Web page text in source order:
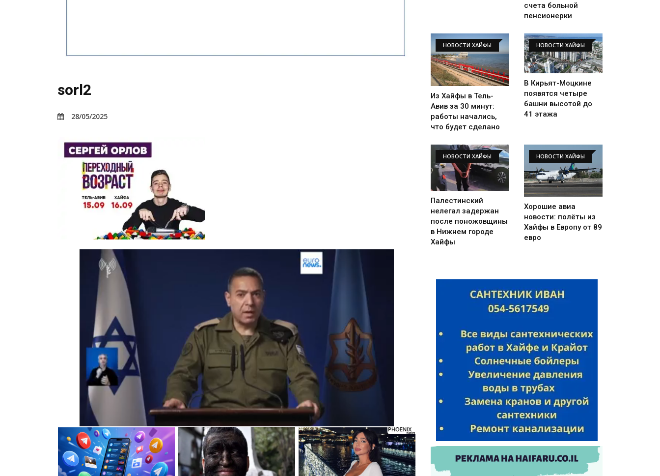
sorl2
28/05/2025
счета больной
пенсионерки
НОВОСТИ ХАЙФЫ
Из Хайфы в Тель-
Авив за 30 минут:
работы начались,
что будет сделано
НОВОСТИ ХАЙФЫ
В Кирьят-Моцкине
появятся четыре
башни высотой до
41 этажа
НОВОСТИ ХАЙФЫ
Палестинский
нелегал задержан
после поножовщины
в Нижнем городе
Хайфы
НОВОСТИ ХАЙФЫ
Хорошие авиа
новости: полёты из
Хайфы в Европу от 89
евро